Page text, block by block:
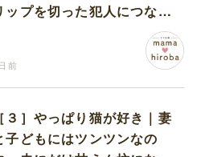
ップを切った犯人につなが
る証拠になるのか期待する
前
［３］やっぱり猫が好き｜妻
子どもにはツンツンなの